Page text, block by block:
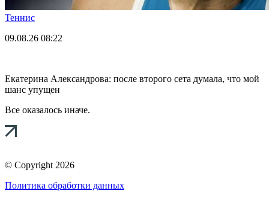
Теннис
09.08.26 08:22
Екатерина Александрова: после второго сета думала, что мой
шанс упущен
Все оказалось иначе.
© Copyright 2026
Политика обработки данных